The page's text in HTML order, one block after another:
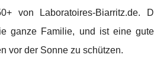
von Laboratoires-Biarritz.de.
ganze Familie, und ist eine
vor der Sonne zu schützen.